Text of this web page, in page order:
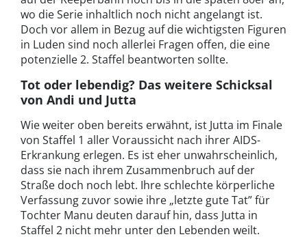
wo die Serie inhaltlich noch nicht angelangt ist.
Doch vor allem in Bezug auf die wichtigsten Figuren
in Luden sind noch allerlei Fragen offen, die eine
potenzielle 2. Staffel beantworten sollte.
Tot oder lebendig? Das weitere Schicksal
von Andi und Jutta
Wie weiter oben bereits erwähnt, ist Jutta im Finale
von Staffel 1 aller Voraussicht nach ihrer AIDS-
Erkrankung erlegen. Es ist eher unwahrscheinlich,
dass sie nach ihrem Zusammenbruch auf der
Straße doch noch lebt. Ihre schlechte körperliche
Verfassung zuvor sowie ihre „letzte gute Tat” für
Tochter Manu deuten darauf hin, dass Jutta in
Staffel 2 nicht mehr unter den Lebenden weilt.